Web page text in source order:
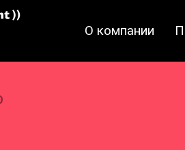
О компании